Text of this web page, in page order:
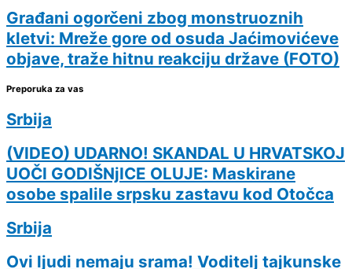
Građani ogorčeni zbog monstruoznih
kletvi: Mreže gore od osuda Jaćimovićeve
objave, traže hitnu reakciju države (FOTO)
Preporuka za vas
Srbija
(VIDEO) UDARNO! SKANDAL U HRVATSKOJ
UOČI GODIŠNjICE OLUJE: Maskirane
osobe spalile srpsku zastavu kod Otočca
Srbija
Ovi ljudi nemaju srama! Voditelj tajkunske